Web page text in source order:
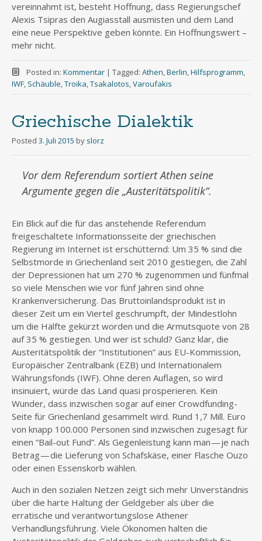
vereinnahmt ist, besteht Hoffnung, dass Regierungschef
Alexis Tsipras den Augiasstall ausmisten und dem Land
eine neue Perspektive geben könnte. Ein Hoffnungswert –
mehr nicht.
Posted in: Kommentar | Tagged: Athen,Berlin,Hilfsprogramm,
IWF, Schäuble,Troika,Tsakalotos,Varoufakis
Griechische Dialektik
Posted 3. Juli 2015 by slorz
Vor dem Referendum sortiert Athen seine
Argumente gegen die „Austeritätspolitik“.
Ein Blick auf die für das anstehende Referendum
freigeschaltete Informationsseite der griechischen
Regierung im Internet ist erschütternd: Um 35 % sind die
Selbstmorde in Griechenland seit 2010 gestiegen, die Zahl
der Depressionen hat um 270 % zugenommen und fünfmal
so viele Menschen wie vor fünf Jahren sind ohne
Krankenversicherung. Das Bruttoinlandsprodukt ist in
dieser Zeit um ein Viertel geschrumpft, der Mindestlohn
um die Hälfte gekürzt worden und die Armutsquote von 28
auf 35 % gestiegen. Und wer ist schuld? Ganz klar, die
Austeritätspolitik der “Institutionen” aus EU-Kommission,
Europäischer Zentralbank (EZB) und Internationalem
Währungsfonds (IWF). Ohne deren Auflagen, so wird
insinuiert, würde das Land quasi prosperieren. Kein
Wunder, dass inzwischen sogar auf einer Crowdfunding-
Seite für Griechenland gesammelt wird. Rund 1,7 Mill. Euro
von knapp 100.000 Personen sind inzwischen zugesagt für
einen “Bail-out Fund”. Als Gegenleistung kann man — je nach
Betrag — die Lieferung von Schafskäse, einer Flasche Ouzo
oder einen Essenskorb wählen.
Auch in den sozialen Netzen zeigt sich mehr Unverständnis
über die harte Haltung der Geldgeber als über die
erratische und verantwortungslose Athener
Verhandlungsführung. Viele Ökonomen halten die